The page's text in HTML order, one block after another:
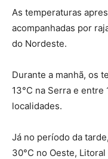
As temperaturas
acompanhadas por
do Nordeste.
Durante a manhã, os
13°C na Serra e entre
localidades.
Já no período da
30°C no Oeste,